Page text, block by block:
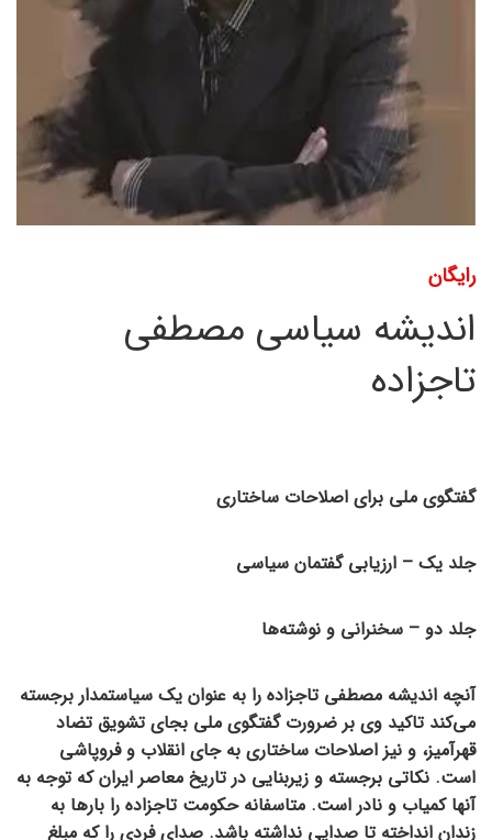
رایگان
اندیشه سیاسی مصطفی
تاجزاده
گفتگوی ملی برای اصلاحات ساختاری
جلد یک – ارزیابی گفتمان سیاسی
جلد دو – سخنرانی و نوشته‌ها
آنچه اندیشه مصطفی تاجزاده را به عنوان یک سیاستمدار برجسته
می‌کند تاکید وی بر ضرورت گفتگوی ملی بجای تشویق تضاد
‏قهرآمیز، و نیز اصلاحات ساختاری به جای انقلاب و فروپاشی
است. نکاتی برجسته و زیربنایی در تاریخ معاصر ایران که توجه به
آنها ‏کمیاب و نادر است. متاسفانه حکومت تاجزاده را بارها به
زندان انداخته تا صدایی نداشته باشد. صدای فردی را که مبلغ